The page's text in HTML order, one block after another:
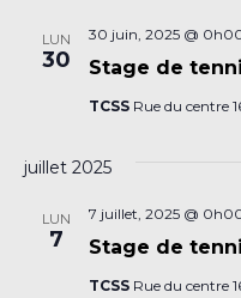
LUN
30 Stage de
30 juin, 2025 @
TCSS Rue du centre
juillet 2025
LUN
7 Stage de
7 juillet, 2025 @
TCSS Rue du centre